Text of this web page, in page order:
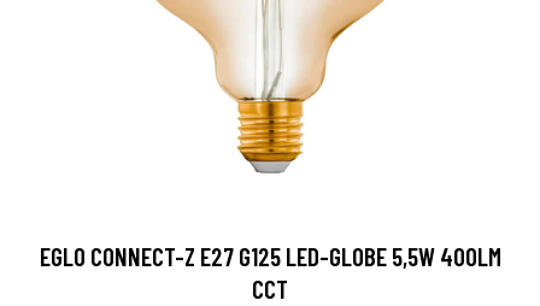
EGLO CONNECT-Z E27 G125 LED-GLOBE 5,5W 400LM
CCT